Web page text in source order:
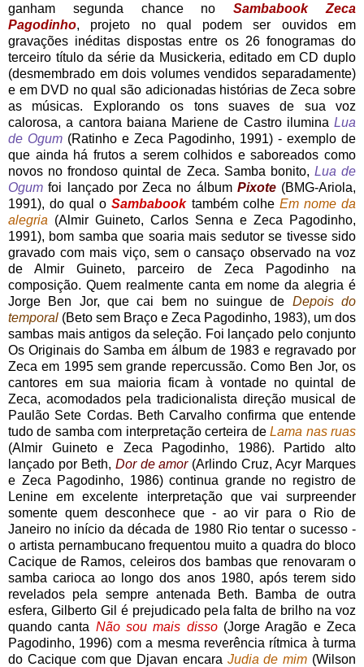
ganham segunda chance noSambabook Zeca
Pagodinho, projeto no qual podem ser ouvidos em
gravações inéditas dispostas entre os 26 fonogramas do
terceiro título da série da Musickeria, editado em CD duplo
(desmembrado em dois volumes vendidos separadamente)
e em DVD no qual são adicionadas histórias de Zeca sobre
as músicas. Explorando os tons suaves de sua voz
calorosa, a cantora baiana Mariene de Castro ilumina Lua
de Ogum (Ratinho e Zeca Pagodinho, 1991) - exemplo de
que ainda há frutos a serem colhidos e saboreados como
novos no frondoso quintal de Zeca. Samba bonito, Lua de
Ogum foi lançado por Zeca no álbum Pixote(BMG-Ariola,
1991), do qual oSambabooktambém colhe Em nome da
alegria (Almir Guineto, Carlos Senna e Zeca Pagodinho,
1991), bom samba que soaria mais sedutor se tivesse sido
gravado com mais viço, sem o cansaço observado na voz
de Almir Guineto, parceiro de Zeca Pagodinho na
composição. Quem realmente canta em nome da alegria é
Jorge Ben Jor, que cai bem no suingue de Depois do
temporal (Beto sem Braço e Zeca Pagodinho, 1983), um dos
sambas mais antigos da seleção. Foi lançado pelo conjunto
Os Originais do Samba em álbum de 1983 e regravado por
Zeca em 1995 sem grande repercussão. Como Ben Jor, os
cantores em sua maioria ficam à vontade no quintal de
Zeca, acomodados pela tradicionalista direção musical de
Paulão Sete Cordas. Beth Carvalho confirma que entende
tudo de samba com interpretação certeira deLama nas ruas
(Almir Guineto e Zeca Pagodinho, 1986). Partido alto
lançado por Beth, Dor de amor(Arlindo Cruz, Acyr Marques
e Zeca Pagodinho, 1986) continua grande no registro de
Lenine em excelente interpretação que vai surpreender
somente quem desconhece que - ao vir para o Rio de
Janeiro no início da década de 1980 Rio tentar o sucesso -
o artista pernambucano frequentou muito a quadra do bloco
Cacique de Ramos, celeiros dos bambas que renovaram o
samba carioca ao longo dos anos 1980, após terem sido
revelados pela sempre antenada Beth. Bamba de outra
esfera, Gilberto Gil é prejudicado pela falta de brilho na voz
quando canta Não sou mais disso(Jorge Aragão e Zeca
Pagodinho, 1996) com a mesma reverência rítmica à turma
do Cacique com que Djavan encara Judia de mim (Wilson